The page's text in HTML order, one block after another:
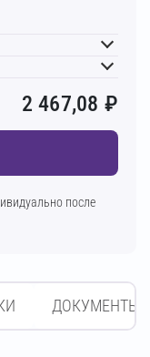
2 467,08 ₽
после
ДОКУМЕНТЫ